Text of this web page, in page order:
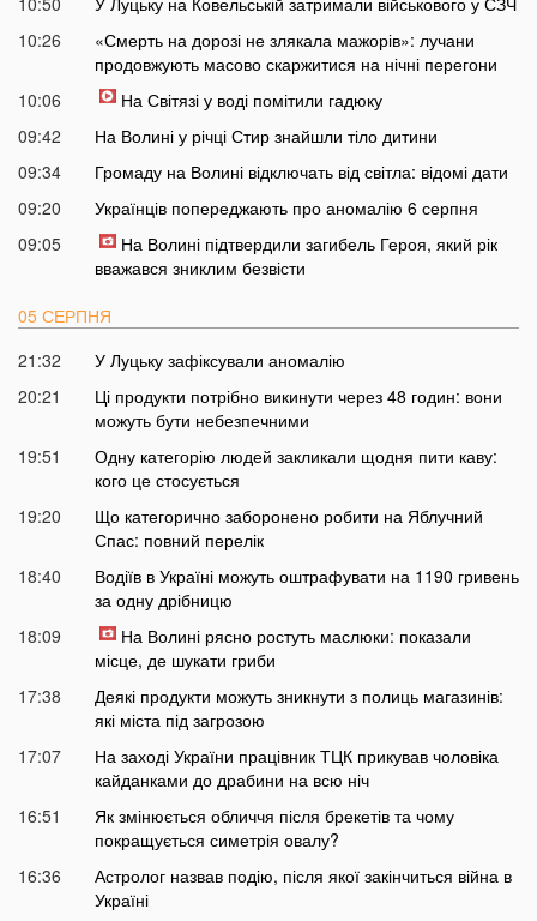
10:26
«Смерть на дорозі не злякала мажорів»: лучани
продовжують масово скаржитися на нічні перегони
10:06
На Світязі у воді помітили гадюку
09:42
На Волині у річці Стир знайшли тіло дитини
09:34
Громаду на Волині відключать від світла: відомі дати
09:20
Українців попереджають про аномалію 6 серпня
09:05
На Волині підтвердили загибель Героя, який рік
вважався зниклим безвісти
05 СЕРПНЯ
21:32
У Луцьку зафіксували аномалію
20:21
Ці продукти потрібно викинути через 48 годин: вони
можуть бути небезпечними
19:51
Одну категорію людей закликали щодня пити каву:
кого це стосується
19:20
Що категорично заборонено робити на Яблучний
Спас: повний перелік
18:40
Водіїв в Україні можуть оштрафувати на 1190 гривень
за одну дрібницю
18:09
На Волині рясно ростуть маслюки: показали
місце, де шукати гриби
17:38
Деякі продукти можуть зникнути з полиць магазинів:
які міста під загрозою
17:07
На заході України працівник ТЦК прикував чоловіка
кайданками до драбини на всю ніч
16:51
Як змінюється обличчя після брекетів та чому
покращується симетрія овалу?
16:36
Астролог назвав подію, після якої закінчиться війна в
Україні